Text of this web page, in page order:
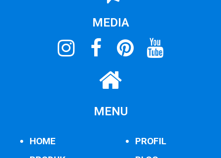
MEDIA
MENU
HOME
PROFIL